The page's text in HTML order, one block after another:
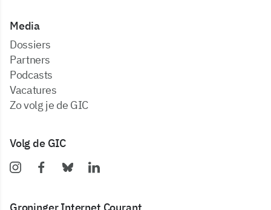
Media
dossiers
partners
podcasts
vacatures
zo volg je de GIC
Volg de GIC